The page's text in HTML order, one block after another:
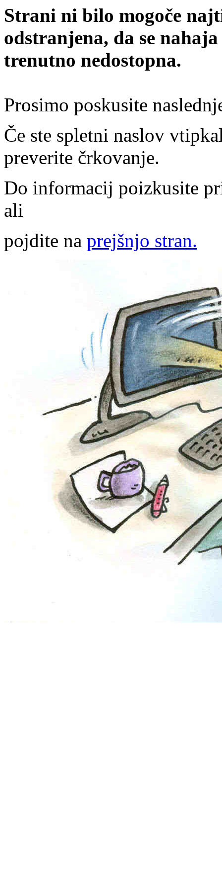
Strani ni bilo mogoče
odstranjena, da se
trenutno nedostopna.
Prosimo poskusite
Če ste spletni naslov
preverite črkovanje.
Do informacij poizkusite
ali
pojdite na prejšnjo stran.